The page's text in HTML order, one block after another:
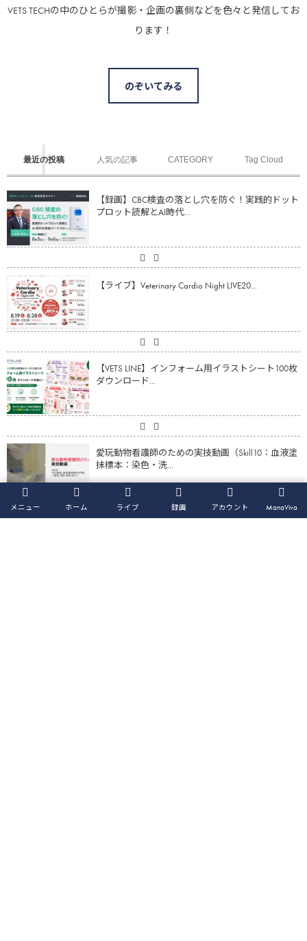
VETS TECHの中のひとらが撮影・企画の裏側などを色々と発信してお
ります！
のぞいてみる
最近の投稿 人気の記事 CATEGORY Tag Cloud
【録画】CBC検査の落とし穴を防ぐ！実践的ドット
プロット読解とAI時代...
【ライブ】Veterinary Cardio Night LIVE20...
【VETS LINE】インフォーム用イラストシート100枚
ダウンロード...
愛玩動物看護師のための実技動画（Skill10：血液塗
抹標本：染色・洗...
メニュー ホーム ライブ 録画 アカウント ManaViva